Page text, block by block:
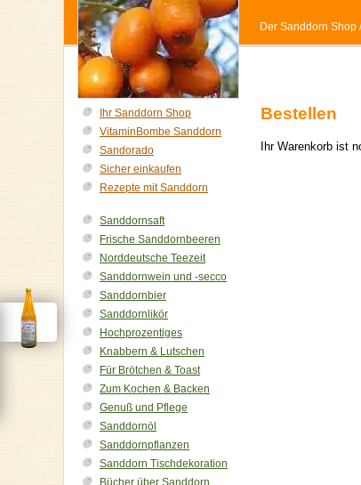
Der Sanddorn Shop
Ihr Sanddorn Shop
VitaminBombe Sanddorn
Sandorado
Sicher einkaufen
Rezepte mit Sanddorn
Sanddornsaft
Frische Sanddornbeeren
Norddeutsche Teezeit
Sanddornwein und -secco
Sanddornbier
Sanddornlikör
Hochprozentiges
Knabbern & Lutschen
Für Brötchen & Toast
Zum Kochen & Backen
Genuß und Pflege
Sanddornöl
Sanddornpflanzen
Sanddorn Tischdekoration
Bücher über Sanddorn
Bestellen
Ihr Warenkorb ist